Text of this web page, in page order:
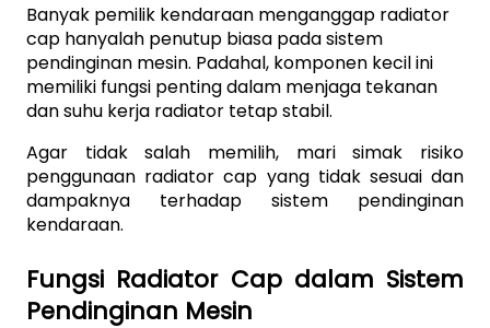
Banyak pemilik kendaraan menganggap radiator
cap hanyalah penutup biasa pada sistem
pendinginan mesin. Padahal, komponen kecil ini
memiliki fungsi penting dalam menjaga tekanan
dan suhu kerja radiator tetap stabil.
Agar tidak salah memilih, mari simak risiko
penggunaan radiator cap yang tidak sesuai dan
dampaknya terhadap sistem pendinginan
kendaraan.
Fungsi Radiator Cap dalam Sistem
Pendinginan Mesin